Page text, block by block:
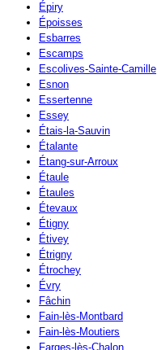
Épiry
Époisses
Esbarres
Escamps
Escolives-Sainte-Camille
Esnon
Essertenne
Essey
Étais-la-Sauvin
Étalante
Étang-sur-Arroux
Étaule
Étaules
Étevaux
Étigny
Étivey
Étrigny
Étrochey
Évry
Fâchin
Fain-lès-Montbard
Fain-lès-Moutiers
Farges-lès-Chalon